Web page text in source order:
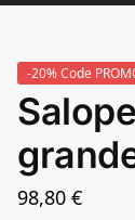
-20% Code
98,80€